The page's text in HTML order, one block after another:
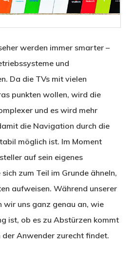
werden immer smarter –
und
Da die TVs mit vielen
punkten wollen, wird die
und es wird mehr
die Navigation durch die
möglich ist. Im Moment
auf sein eigenes
zum Teil im Grunde ähneln,
aufweisen. Während unserer
wir uns ganz genau an, wie
ist, ob es zu Abstürzen kommt
Anwender zurecht findet.